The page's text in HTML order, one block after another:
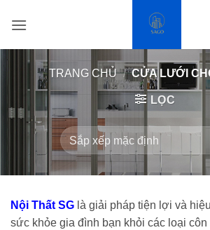
qua
TRANG CHỦ / CỬA LƯỚI
LỌC
Nội Thất SG là giải pháp tiện lợi và
sức khỏe gia đình bạn khỏi các loại côn